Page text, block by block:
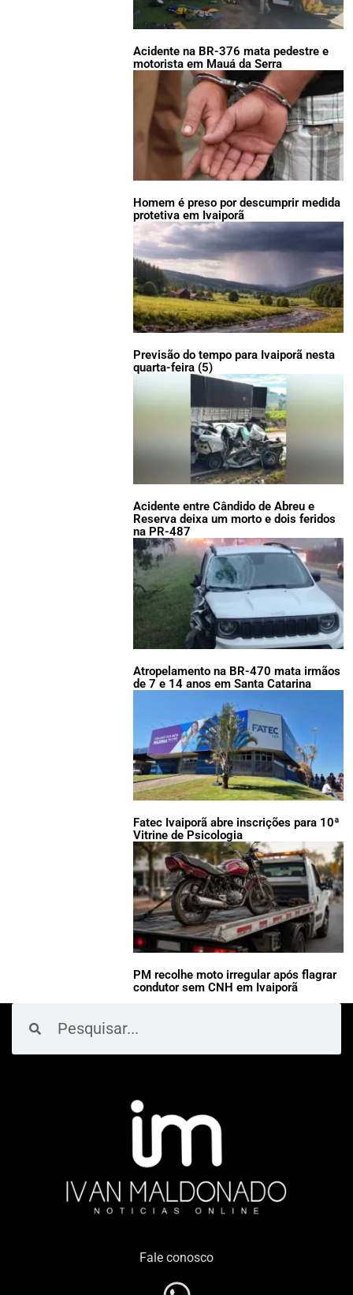
Acidente na BR-376 mata pedestre e
motorista em Mauá da Serra
Homem é preso por descumprir medida
protetiva em Ivaiporã
Previsão do tempo para Ivaiporã nesta
quarta-feira (5)
Acidente entre Cândido de Abreu e
Reserva deixa um morto e dois feridos
na PR-487
Atropelamento na BR-470 mata irmãos
de 7 e 14 anos em Santa Catarina
Fatec Ivaiporã abre inscrições para 10ª
Vitrine de Psicologia
PM recolhe moto irregular após flagrar
condutor sem CNH em Ivaiporã
Fale conosco